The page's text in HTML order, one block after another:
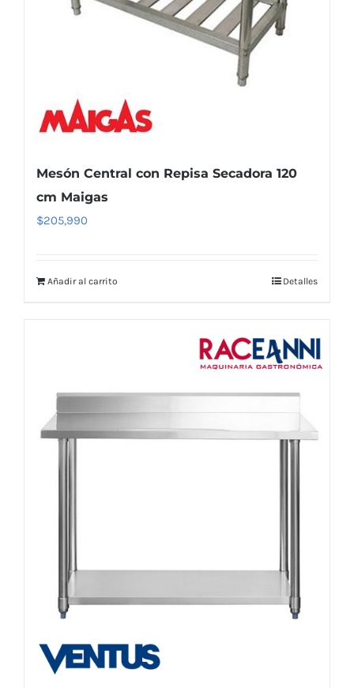
Mesón Central con Repisa Secadora 120
cm Maigas
$205,990
Añadir al carrito Detalles